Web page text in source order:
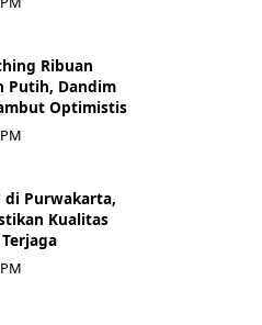
Ribuan
Putih, Dandim
Optimistis
di Purwakarta,
Kualitas